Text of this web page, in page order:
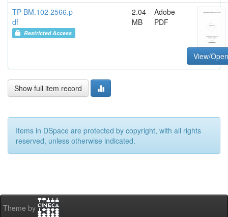
TP BM.102 2566.p
df
Restricted Access
2.04
MB
Adobe
PDF
View/Open
Show full item record
Items in DSpace are protected by copyright, with all rights
reserved, unless otherwise indicated.
Theme by